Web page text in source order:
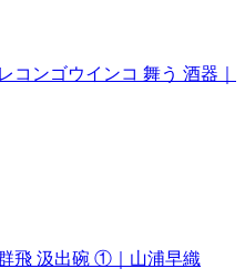
コンゴウインコ 舞う 酒器｜
飛 汲出碗 ①｜山浦早織